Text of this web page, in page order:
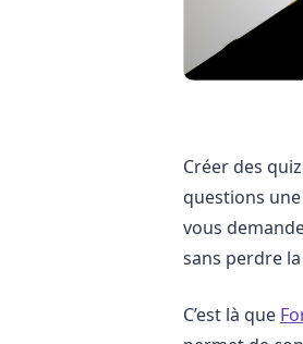
Créer des
questions une
vous
sans perdre
C’est là que